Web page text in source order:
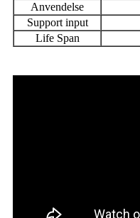
Anvendelse
Support input
Life Span